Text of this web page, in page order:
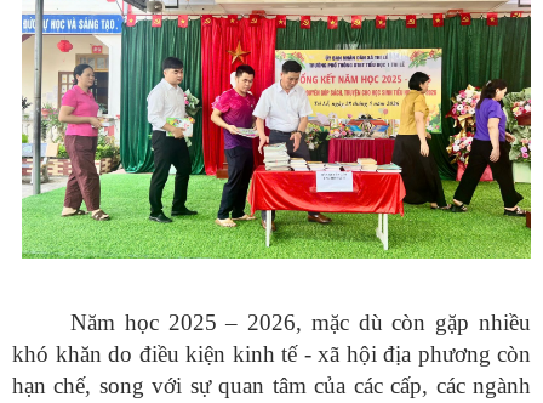
Năm học 2025 – 2026, mặc dù còn gặp nhiều
khó khăn do điều kiện kinh tế - xã hội địa phương còn
hạn chế, song với sự quan tâm của các cấp, các ngành